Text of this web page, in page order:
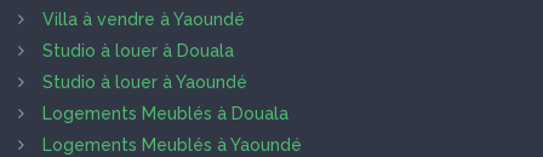
Villa à vendre à Yaoundé
Studio à louer à Douala
Studio à louer à Yaoundé
Logements Meublés à Douala
Logements Meublés à Yaoundé